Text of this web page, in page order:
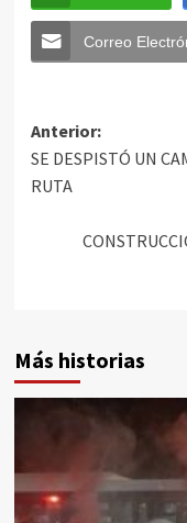
Correo
Anterior:
SE DESPISTÓ UN
RUTA
Más historias